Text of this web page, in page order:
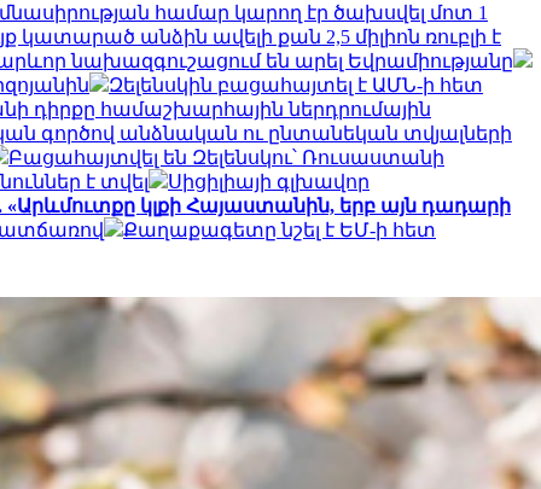
համար կարող էր ծախսվել մոտ 1
կատարած անձին ավելի քան 2,5 միլիոն ռուբլի է
նախազգուշացում են արել Եվրամիությանը
Զելենսկին բացահայտել է ԱՄՆ-ի հետ
դիրքը համաշխարհային ներդրումային
գործով անձնական ու ընտանեկան տվյալների
Բացահայտվել են Զելենսկու՝ Ռուսաստանի
է տվել
Սիցիլիայի գլխավոր
«Արևմուտքը կլքի Հայաստանին, երբ այն դադարի
Քաղաքագետը նշել է ԵՄ-ի հետ